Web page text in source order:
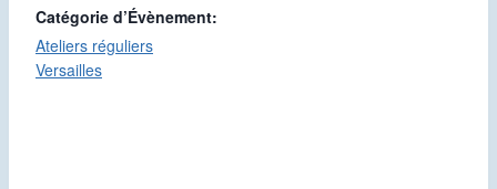
Catégorie d’Évènement:
Ateliers réguliers
Versailles